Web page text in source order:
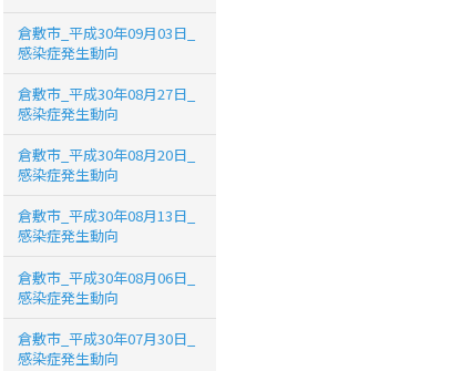
倉敷市_平成30年09月03日_
感染症発生動向
倉敷市_平成30年08月27日_
感染症発生動向
倉敷市_平成30年08月20日_
感染症発生動向
倉敷市_平成30年08月13日_
感染症発生動向
倉敷市_平成30年08月06日_
感染症発生動向
倉敷市_平成30年07月30日_
感染症発生動向